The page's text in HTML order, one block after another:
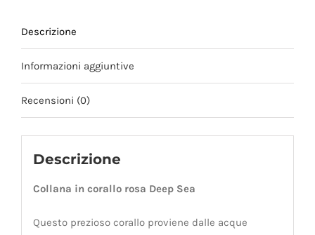
Descrizione
Informazioni aggiuntive
Recensioni (0)
Descrizione
Collana in corallo rosa Deep Sea
Questo prezioso corallo proviene dalle acque